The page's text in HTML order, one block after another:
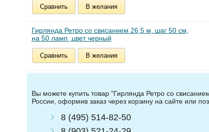
Сравнить В желания
Гирлянда Ретро со свисанием 26,5 м, шаг 50 см,
на 50 ламп ,цвет черный
Сравнить В желания
Вы можете купить товар "Гирлянда Ретро со
России, оформив заказ через корзину на сайте или
8 (495) 514-82-50